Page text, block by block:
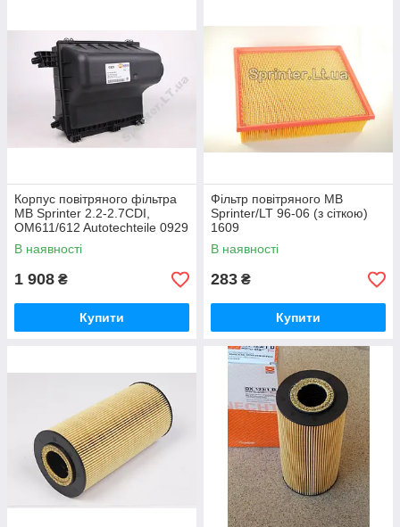
Корпус повітряного фільтра
MB Sprinter 2.2-2.7CDI,
OM611/612 Autotechteile 0929
В наявності
1 908 ₴
Купити
Фільтр повітряного MB
Sprinter/LT 96-06 (з сіткою)
1609
В наявності
283 ₴
Купити